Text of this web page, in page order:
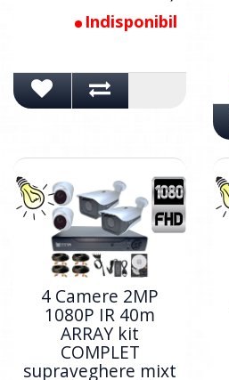
Indisponibil
4 Camere 2MP
1080P IR 40m
ARRAY kit
COMPLET
supraveghere mixt